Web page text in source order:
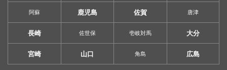
阿蘇 鹿児島 佐賀 唐津
長崎 佐世保 壱岐対馬 大分
宮崎 山口 角島 広島